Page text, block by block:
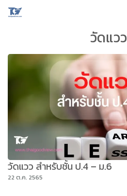
Skip
วัดแวว
วัดแวว สำหรับชั้น ป.4 – ม.6
22 ต.ค. 2565